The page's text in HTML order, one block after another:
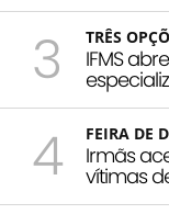
3 TRÊS
IFMS
4 FEIRA DE
Irmãs
vítimas